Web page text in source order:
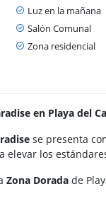
Luz en la mañana
Salón Comunal
Zona residencial
en Playa del
se presenta
elevar los
Zona Dorada de